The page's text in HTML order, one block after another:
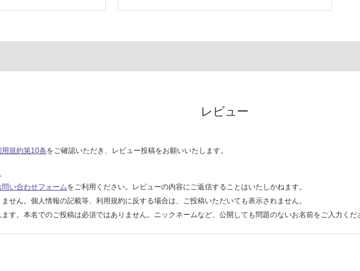
レビュー
用規約第10条をご確認いただき、レビュー投稿をお願いいたします。
問い合わせフォームをご利用ください。レビューの内容にご返信することはいたしかねます。
せん。個人情報の記載等、利用規約に反する場合は、ご投稿いただいても表示されません。
す。本名でのご投稿は必須ではありません。ニックネームなど、公開しても問題のないお名前をご入力くだ